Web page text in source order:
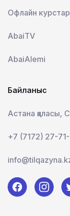
Офлайн курстар
AbaiTV
AbaiAlemi
Байланыс
Астана қаласы,
+7 (7172) 27-